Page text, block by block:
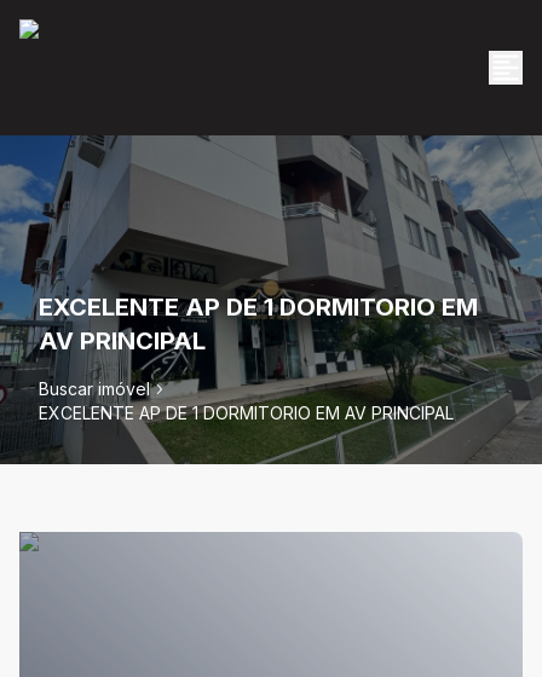
EXCELENTE AP DE 1 DORMITORIO EM
AV PRINCIPAL
Buscar imóvel
EXCELENTE AP DE 1 DORMITORIO EM AV PRINCIPAL